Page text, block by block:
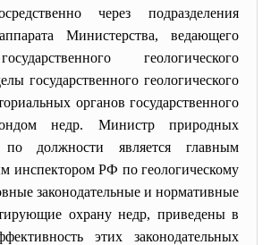
через подразделения
Министерства, ведающего
геологического
государственного геологического
органов государственного
недр. Министр природных
должности является главным
инспектором РФ по геологическому
законодательные и нормативные
охрану недр, приведены в
этих законодательных